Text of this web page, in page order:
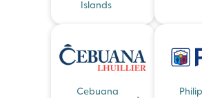
Islands
Cebuana